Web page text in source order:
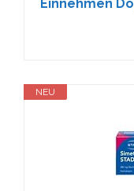
Einnehmen
NEU